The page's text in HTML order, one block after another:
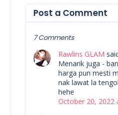
Post a Comment
7 Comments
Rawlins GLAM
Menarik juga -
harga pun mesti
nak lawat la
hehe
October 20, 2022